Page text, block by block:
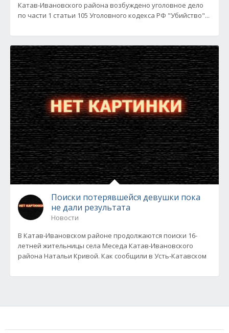
Катав-Ивановского района возбуждено уголовное дело
по части 1 статьи 105 Уголовного кодекса РФ "Убийство"...
Поиски потерявшейся девушки пока
не дали результата
Новости
В Катав-Ивановском районе продолжаются поиски 16-
летней жительницы села Меседа Катав-Ивановского
района Натальи Кривой. Как сообщили в Усть-Катавском